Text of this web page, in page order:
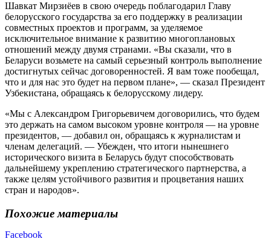
Шавкат Мирзиёев в свою очередь поблагодарил Главу
белорусского государства за его поддержку в реализации
совместных проектов и программ, за уделяемое
исключительное внимание к развитию многоплановых
отношений между двумя странами. «Вы сказали, что в
Беларуси возьмете на самый серьезный контроль выполнение
достигнутых сейчас договоренностей. Я вам тоже пообещал,
что и для нас это будет на первом плане», — сказал Президент
Узбекистана, обращаясь к белорусскому лидеру.
«Мы с Александром Григорьевичем договорились, что будем
это держать на самом высоком уровне контроля — на уровне
президентов, — добавил он, обращаясь к журналистам и
членам делегаций. — Убежден, что итоги нынешнего
исторического визита в Беларусь будут способствовать
дальнейшему укреплению стратегического партнерства, а
также целям устойчивого развития и процветания наших
стран и народов».
Похожие материалы
Facebook